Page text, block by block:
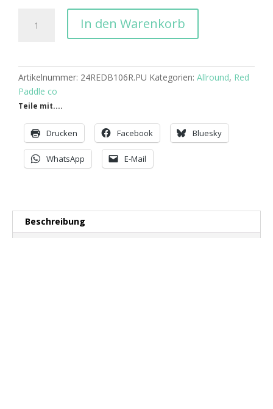
Paddle
RIDE
PURPLE
32"
4.7"
MSL
In den Warenkorb
Artikelnummer: 24REDB106R.PU Kategorien: Allround, Red
Paddle co
Teile mit....
Drucken Facebook Bluesky
WhatsApp E-Mail
Beschreibung